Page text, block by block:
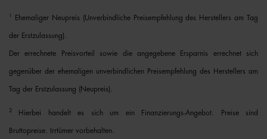
Ehemaliger Neupreis (Unverbindliche Preisempfehlung des Herstellers am Tag
der Erstzulassung).
Der errechnete Preisvorteil sowie die angegebene Ersparnis errechnet sich
gegenüber der ehemaligen unverbindlichen Preisempfehlung des Herstellers am
Tag der Erstzulassung (Neupreis).
2 Hierbei handelt es sich um ein Finanzierungs-Angebot. Preise sind
Bruttopreise. Irrtümer vorbehalten.